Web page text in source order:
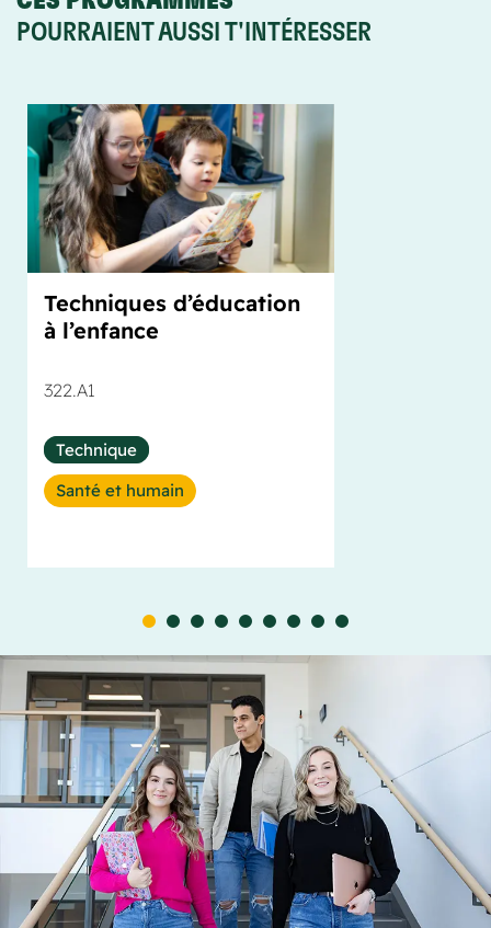
POURRAIENT AUSSI T'INTÉRESSER
Techniques d’éducation
à l’enfance
322.A1
Technique
Santé et humain